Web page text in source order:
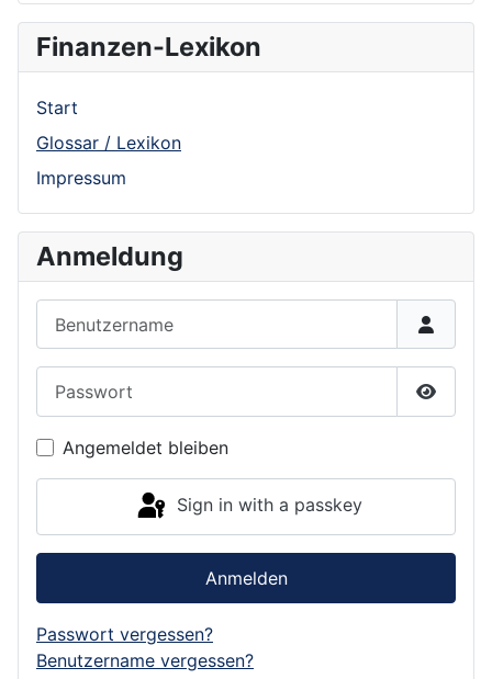
Finanzen-Lexikon
Start
Glossar / Lexikon
Impressum
Anmeldung
Show
Angemeldet bleiben
Sign in with a passkey
Anmelden
Passwort vergessen?
Benutzername vergessen?